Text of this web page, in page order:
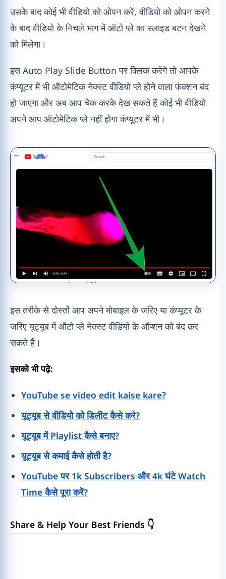
उसके बाद कोई भी वीडियो को ओपन करें, वीडियो को ओपन करने
के बाद वीडियो के निचले भाग में ऑटो प्ले का स्लाइड बटन देखने
को मिलेगा।
इस Auto Play Slide Button पर क्लिक करेंगे तो आपके
कंप्यूटर में भी ऑटोमेटिक नेक्स्ट वीडियो प्ले होने वाला फंक्शन बंद
हो जाएगा और अब आप चेक करके देख सकते हैं कोई भी वीडियो
अपने आप ऑटोमेटिक प्ले नहीं होगा कंप्यूटर में भी।
इस तरीके से दोस्तों आप अपने मोबाइल के जरिए या कंप्यूटर के
जरिए यूट्यूब में ऑटो प्ले नेक्स्ट वीडियो के ऑप्शन को बंद कर
सकते हैं।
इसको भी पढ़े:
YouTube se video edit kaise kare?
यूट्यूब से वीडियो को डिलीट कैसे करे?
यूट्यूब में Playlist कैसे बनाए?
यूट्यूब से कमाई कैसे होती है?
YouTube पर 1k Subscribers और 4k घंटे Watch
Time कैसे पूरा करें?
Share & Help Your Best Friends 👇